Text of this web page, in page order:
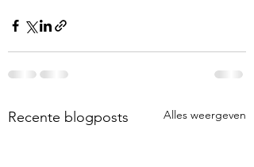
Recente blogposts Alles weergeven